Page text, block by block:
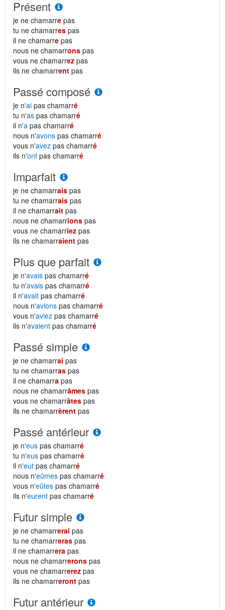
Présent
je ne chamarre pas
tu ne chamarres pas
il ne chamarre pas
nous ne chamarrons pas
vous ne chamarrez pas
ils ne chamarrent pas
Passé composé
je n'ai pas chamarré
tu n'as pas chamarré
il n'a pas chamarré
nous n'avons pas chamarré
vous n'avez pas chamarré
ils n'ont pas chamarré
Imparfait
je ne chamarrais pas
tu ne chamarrais pas
il ne chamarrait pas
nous ne chamarrions pas
vous ne chamarriez pas
ils ne chamarraient pas
Plus que parfait
je n'avais pas chamarré
tu n'avais pas chamarré
il n'avait pas chamarré
nous n'avions pas chamarré
vous n'aviez pas chamarré
ils n'avaient pas chamarré
Passé simple
je ne chamarrai pas
tu ne chamarras pas
il ne chamarra pas
nous ne chamarrâmes pas
vous ne chamarrâtes pas
ils ne chamarrèrent pas
Passé antérieur
je n'eus pas chamarré
tu n'eus pas chamarré
il n'eut pas chamarré
nous n'eûmes pas chamarré
vous n'eûtes pas chamarré
ils n'eurent pas chamarré
Futur simple
je ne chamarrerai pas
tu ne chamarreras pas
il ne chamarrera pas
nous ne chamarrerons pas
vous ne chamarrerez pas
ils ne chamarreront pas
Futur antérieur